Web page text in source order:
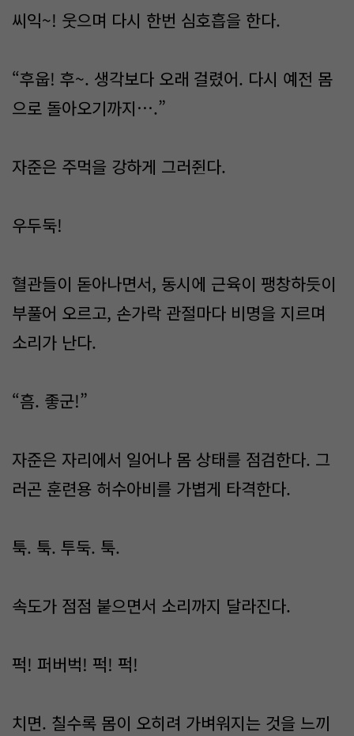
씨익~! 웃으며 다시 한번 심호흡을 한다.
“후웁! 후~. 생각보다 오래 걸렸어. 다시 예전 몸
으로 돌아오기까지….”
자준은 주먹을 강하게 그러쥔다.
우두둑!
혈관들이 돋아나면서, 동시에 근육이 팽창하듯이
부풀어 오르고, 손가락 관절마다 비명을 지르며
소리가 난다.
“흠. 좋군!”
자준은 자리에서 일어나 몸 상태를 점검한다. 그
러곤 훈련용 허수아비를 가볍게 타격한다.
툭. 툭. 투둑. 툭.
속도가 점점 붙으면서 소리까지 달라진다.
퍽! 퍼버벅! 퍽! 퍽!
치면. 칠수록 몸이 오히려 가벼워지는 것을 느끼